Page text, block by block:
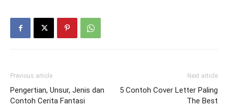
Previous article
Pengertian, Unsur, Jenis dan
Contoh Cerita Fantasi
Next article
5 Contoh Cover Letter Paling
The Best